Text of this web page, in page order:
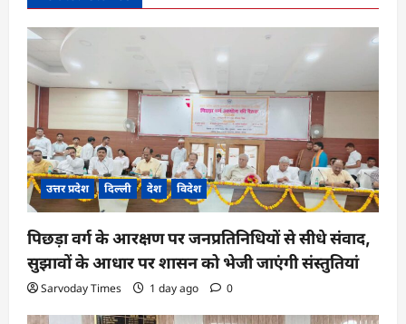
a
t
i
o
n
उत्तर प्रदेश दिल्ली देश विदेश
पिछड़ा वर्ग के आरक्षण पर जनप्रतिनिधियों से सीधे संवाद,
सुझावों के आधार पर शासन को भेजी जाएंगी संस्तुतियां
Sarvoday Times 1 day ago 0